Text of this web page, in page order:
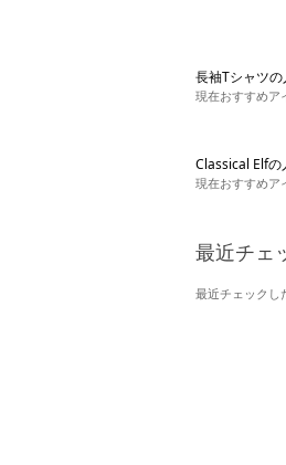
長袖Tシャツ
現在おすすめア
Classical Elfの
現在おすすめア
最近チェ
最近チェックし